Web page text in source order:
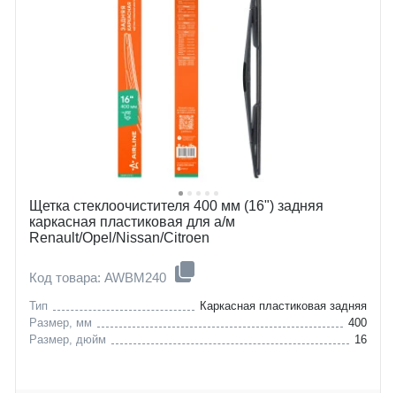
Щетка стеклоочистителя 400 мм (16") задняя
каркасная пластиковая для а/м
Renault/Opel/Nissan/Citroen
Код товара: AWBM240
Тип
Каркасная пластиковая задняя
Размер, мм
400
Размер, дюйм
16